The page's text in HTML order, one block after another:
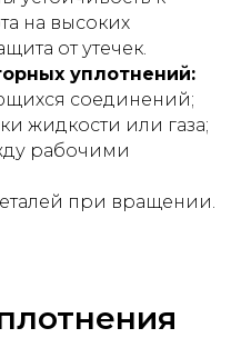
на высоких
от утечек.
уплотнений:
соединений;
жидкости или газа;
рабочими
при вращении.